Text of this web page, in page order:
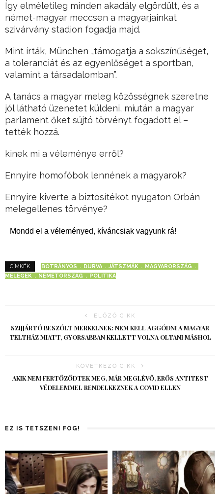
Így elméletileg minden akadály elgördült, és a
német-magyar meccsen a magyarjainkat
szivárvány stadion fogadja majd.
Mint írták, München „támogatja a sokszínűséget,
a toleranciát és az egyenlőséget a sportban,
valamint a társadalomban”.
A tanács a magyar meleg közösségnek szeretne
jól látható üzenetet küldeni, miután a magyar
parlament őket sújtó törvényt fogadott el –
tették hozzá.
kinek mi a véleménye erről?
Ennyire homofóbok lennének a magyarok?
Ennyire kiverte a biztosítékot nyugaton Orbán
melegellenes törvénye?
Mondd el a véleményed, kíváncsiak vagyunk rá!
CÍMKÉK BOTRÁNYOS DURVA JÁTSZMÁK
MAGYARORSZÁG
MELEGEK
NÉMETORSZÁG POLITIKA
ELŐZŐ CIKK
SZIJJÁRTÓ BESZÓLT MERKELNEK: NEM KELL AGGÓDNI A MAGYAR
TELTHÁZ MIATT, GYORSABBAN KELLETT VOLNA OLTANI MÁSHOL
KÖVETKEZŐ CIKK
AKIK NEM FERTŐZŐDTEK MEG, MÁR MEGLÉVŐ, ERŐS ANTITEST
VÉDELEMMEL RENDELKEZNEK A COVID ELLEN
EZ IS TETSZENI FOG!